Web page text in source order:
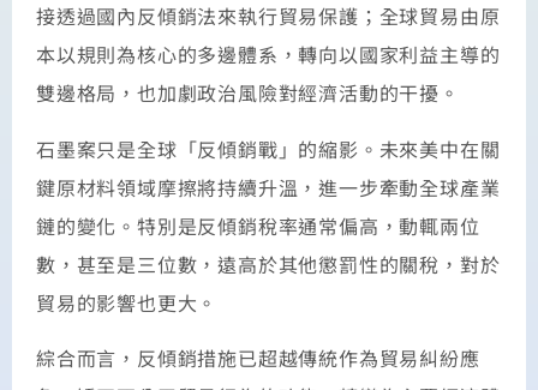
接透過國內反傾銷法來執行貿易保護；全球貿易由原
本以規則為核心的多邊體系，轉向以國家利益主導的
雙邊格局，也加劇政治風險對經濟活動的干擾。
石墨案只是全球「反傾銷戰」的縮影。未來美中在關
鍵原材料領域摩擦將持續升溫，進一步牽動全球產業
鏈的變化。特別是反傾銷稅率通常偏高，動輒兩位
數，甚至是三位數，遠高於其他懲罰性的關稅，對於
貿易的影響也更大。
綜合而言，反傾銷措施已超越傳統作為貿易糾紛應